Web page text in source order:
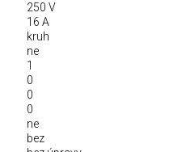
250 V
16 A
kruh
ne
1
0
0
0
ne
bez